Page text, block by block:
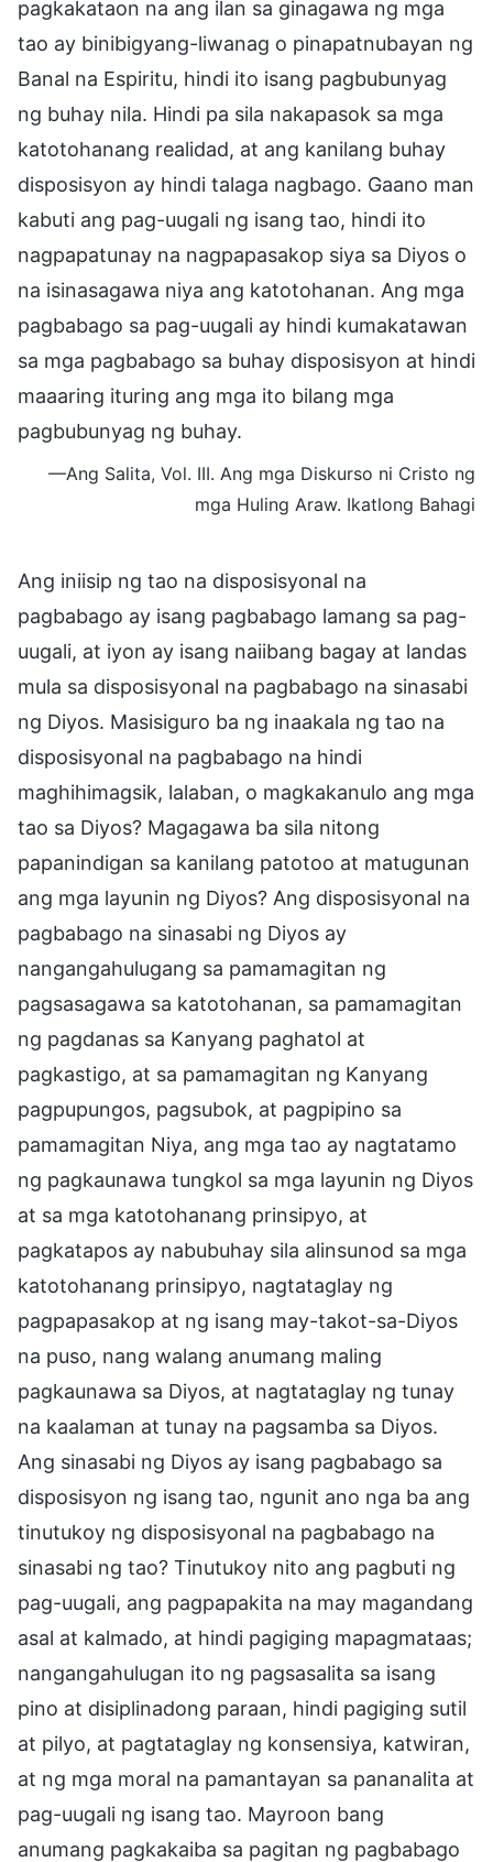
pagkakataon na ang ilan sa ginagawa ng mga
tao ay binibigyang-liwanag o pinapatnubayan ng
Banal na Espiritu, hindi ito isang pagbubunyag
ng buhay nila. Hindi pa sila nakapasok sa mga
katotohanang realidad, at ang kanilang buhay
disposisyon ay hindi talaga nagbago. Gaano man
kabuti ang pag-uugali ng isang tao, hindi ito
nagpapatunay na nagpapasakop siya sa Diyos o
na isinasagawa niya ang katotohanan. Ang mga
pagbabago sa pag-uugali ay hindi kumakatawan
sa mga pagbabago sa buhay disposisyon at hindi
maaaring ituring ang mga ito bilang mga
pagbubunyag ng buhay.
—Ang Salita, Vol. III. Ang mga Diskurso ni Cristo ng
mga Huling Araw. Ikatlong Bahagi
Ang iniisip ng tao na disposisyonal na
pagbabago ay isang pagbabago lamang sa pag-
uugali, at iyon ay isang naiibang bagay at landas
mula sa disposisyonal na pagbabago na sinasabi
ng Diyos. Masisiguro ba ng inaakala ng tao na
disposisyonal na pagbabago na hindi
maghihimagsik, lalaban, o magkakanulo ang mga
tao sa Diyos? Magagawa ba sila nitong
papanindigan sa kanilang patotoo at matugunan
ang mga layunin ng Diyos? Ang disposisyonal na
pagbabago na sinasabi ng Diyos ay
nangangahulugang sa pamamagitan ng
pagsasagawa sa katotohanan, sa pamamagitan
ng pagdanas sa Kanyang paghatol at
pagkastigo, at sa pamamagitan ng Kanyang
pagpupungos, pagsubok, at pagpipino sa
pamamagitan Niya, ang mga tao ay nagtatamo
ng pagkaunawa tungkol sa mga layunin ng Diyos
at sa mga katotohanang prinsipyo, at
pagkatapos ay nabubuhay sila alinsunod sa mga
katotohanang prinsipyo, nagtataglay ng
pagpapasakop at ng isang may-takot-sa-Diyos
na puso, nang walang anumang maling
pagkaunawa sa Diyos, at nagtataglay ng tunay
na kaalaman at tunay na pagsamba sa Diyos.
Ang sinasabi ng Diyos ay isang pagbabago sa
disposisyon ng isang tao, ngunit ano nga ba ang
tinutukoy ng disposisyonal na pagbabago na
sinasabi ng tao? Tinutukoy nito ang pagbuti ng
pag-uugali, ang pagpapakita na may magandang
asal at kalmado, at hindi pagiging mapagmataas;
nangangahulugan ito ng pagsasalita sa isang
pino at disiplinadong paraan, hindi pagiging sutil
at pilyo, at pagtataglay ng konsensiya, katwiran,
at ng mga moral na pamantayan sa pananalita at
pag-uugali ng isang tao. Mayroon bang
anumang pagkakaiba sa pagitan ng pagbabago